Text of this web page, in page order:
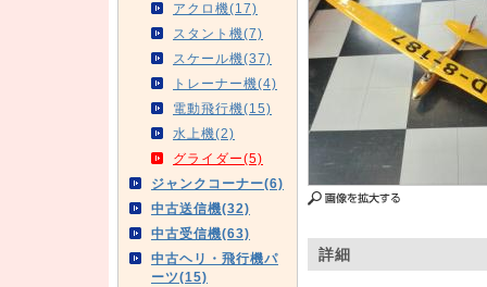
アクロ機(17)
スタント機(7)
スケール機(37)
トレーナー機(4)
電動飛行機(15)
水上機(2)
グライダー(5)
ジャンクコーナー(6)
中古送信機(32)
中古受信機(63)
中古ヘリ・飛行機パ
ーツ(15)
詳細